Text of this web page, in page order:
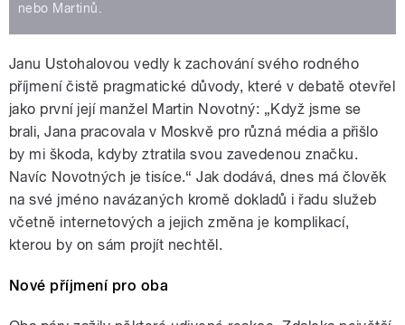
nebo Martinů.
Janu Ustohalovou vedly k zachování svého rodného
příjmení čistě pragmatické důvody, které v debatě otevřel
jako první její manžel Martin Novotný: „Když jsme se
brali, Jana pracovala v Moskvě pro různá média a přišlo
by mi škoda, kdyby ztratila svou zavedenou značku.
Navíc Novotných je tisíce.“ Jak dodává, dnes má člověk
na své jméno navázaných kromě dokladů i řadu služeb
včetně internetových a jejich změna je komplikací,
kterou by on sám projít nechtěl.
Nové příjmení pro oba